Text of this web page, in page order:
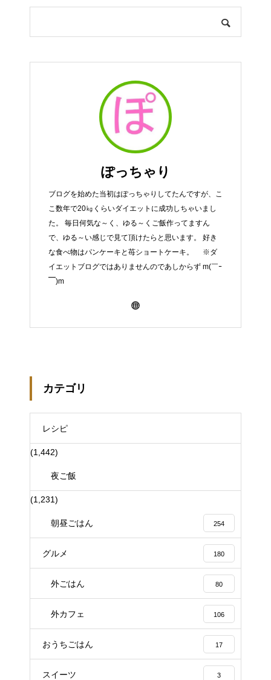
ぽっちゃり
ブログを始めた当初はぽっちゃりしてたんですが、こ
こ数年で20㎏くらいダイエットに成功しちゃいまし
た。 毎日何気な～く、ゆる～くご飯作ってますん
で、ゆる～い感じで見て頂けたらと思います。 好き
な食べ物はパンケーキと苺ショートケーキ。 ※ダ
イエットブログではありませんのであしからず m(￣ｰ
￣)m
カテゴリ
レシピ
(1,442)
夜ご飯
(1,231)
朝昼ごはん 254
グルメ 180
外ごはん 80
外カフェ 106
おうちごはん 17
スイーツ 3